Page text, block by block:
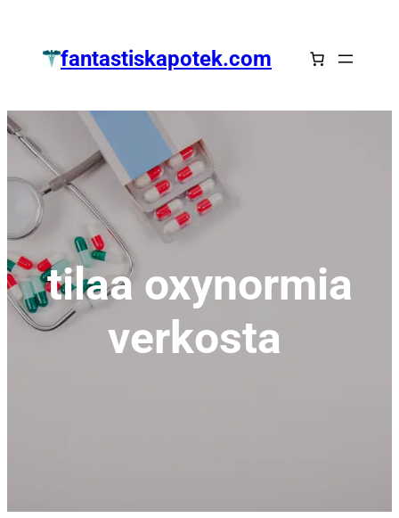
springenfantastiskapotek.com
tilaa oxynormia
verkosta